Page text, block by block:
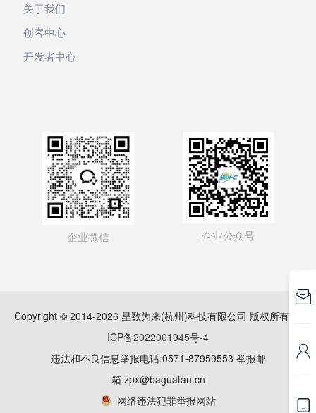
关于我们
创客中心
开发者中心
企业微信 企业公众号
Copyright © 2014-2026 星数为来(杭州)科技有限公司 版权所有
ICP备2022001945号-4
违法和不良信息举报电话:0571-87959553 举报邮
箱:zpx@baguatan.cn
网络违法犯罪举报网站


